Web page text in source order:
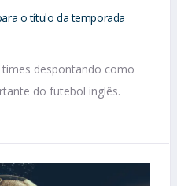
o título da temporada
despontando como
do futebol inglês.